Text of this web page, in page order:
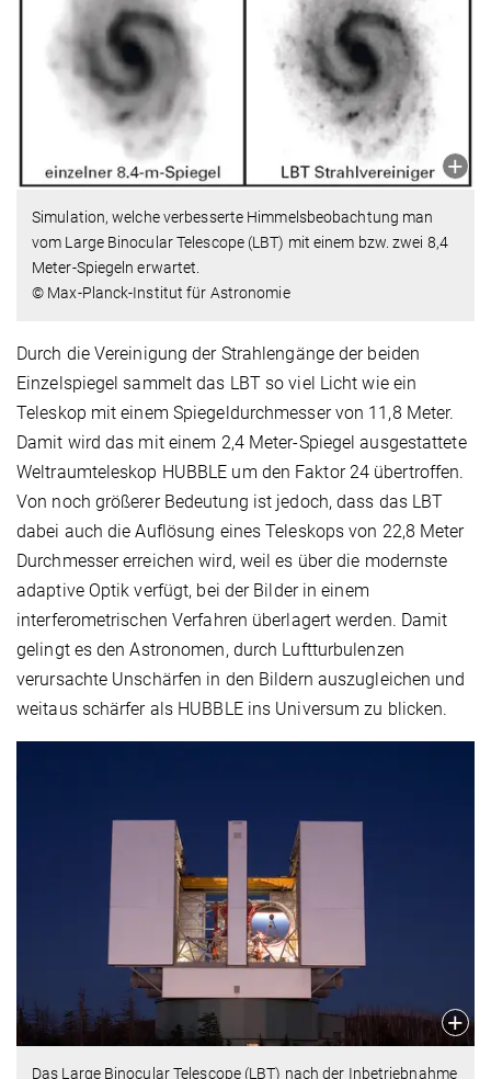
Simulation, welche verbesserte Himmelsbeobachtung man
vom Large Binocular Telescope (LBT) mit einem bzw. zwei 8,4
Meter-Spiegeln erwartet.
© Max-Planck-Institut für Astronomie
Durch die Vereinigung der Strahlengänge der beiden
Einzelspiegel sammelt das LBT so viel Licht wie ein
Teleskop mit einem Spiegeldurchmesser von 11,8 Meter.
Damit wird das mit einem 2,4 Meter-Spiegel ausgestattete
Weltraumteleskop HUBBLE um den Faktor 24 übertroffen.
Von noch größerer Bedeutung ist jedoch, dass das LBT
dabei auch die Auflösung eines Teleskops von 22,8 Meter
Durchmesser erreichen wird, weil es über die modernste
adaptive Optik verfügt, bei der Bilder in einem
interferometrischen Verfahren überlagert werden. Damit
gelingt es den Astronomen, durch Luftturbulenzen
verursachte Unschärfen in den Bildern auszugleichen und
weitaus schärfer als HUBBLE ins Universum zu blicken.
Das Large Binocular Telescope (LBT) nach der Inbetriebnahme